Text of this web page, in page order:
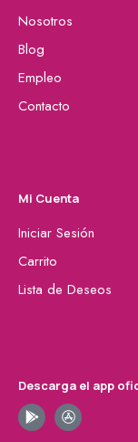
Nosotros
Blog
Empleo
Contacto
Mi Cuenta
Iniciar Sesión
Carrito
Lista de Deseos
Descarga el app